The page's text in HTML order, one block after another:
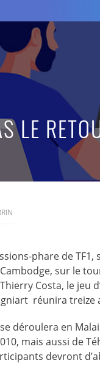
LE
phare de
sur le
Costa, le jeu
réunira treize
déroulera en
mais aussi de
devront